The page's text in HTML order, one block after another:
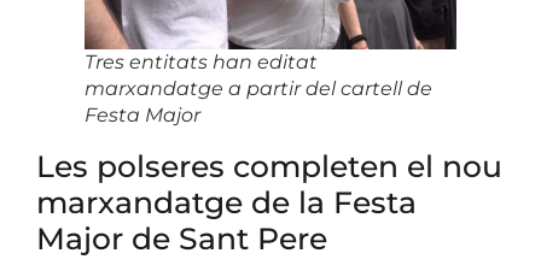
Tres entitats han editat
marxandatge a partir del cartell de
Festa Major
Les polseres completen el nou
marxandatge de la Festa
Major de Sant Pere